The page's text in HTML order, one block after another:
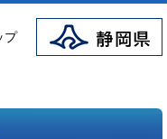
プ
静岡県